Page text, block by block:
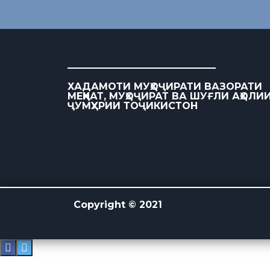
ХАДАМОТИ МУҲОҶИРАТИ ВАЗОРАТИ
МЕҲНАТ, МУҲОҶИРАТ ВА ШУҒЛИ
ҶУМҲУРИИ ТОҶИКИСТОН
Copyright © 2021